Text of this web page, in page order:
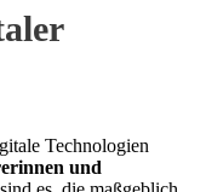
Technologien
und